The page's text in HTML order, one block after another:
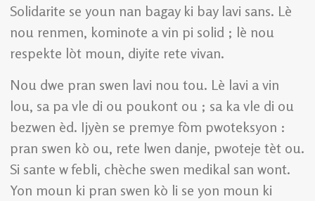
Solidarite se youn nan bagay ki bay lavi sans. Lè
nou renmen, kominote a vin pi solid ; lè nou
respekte lòt moun, diyite rete vivan.
Nou dwe pran swen lavi nou tou. Lè lavi a vin
lou, sa pa vle di ou poukont ou ; sa ka vle di ou
bezwen èd. Ijyèn se premye fòm pwoteksyon :
pran swen kò ou, rete lwen danje, pwoteje tèt ou.
Si sante w febli, chèche swen medikal san wont.
Yon moun ki pran swen kò li se yon moun ki